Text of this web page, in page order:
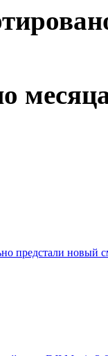
предстали новый